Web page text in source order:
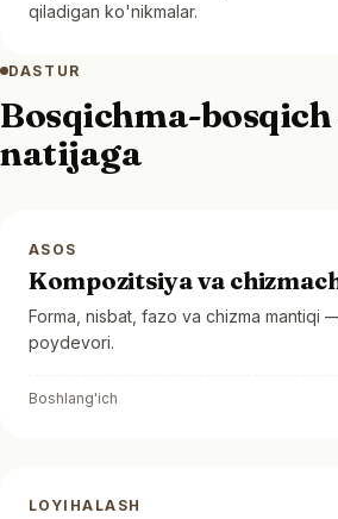
qiladigan ko'nikmalar.
DASTUR
Bosqichma-
natijaga
ASOS
Kompozitsiya va
Forma, nisbat, fazo va chizma mantiqi
poydevori.
Boshlang'ich
LOYIHALASH